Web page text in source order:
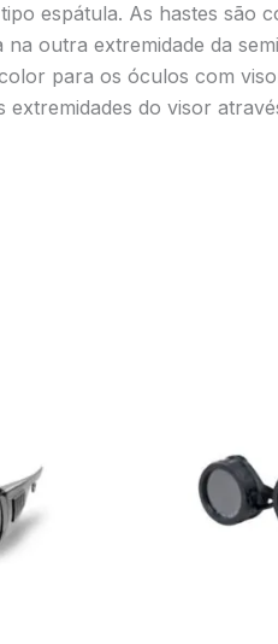
espátula. As hastes são
outra extremidade da
para os óculos com
do visor